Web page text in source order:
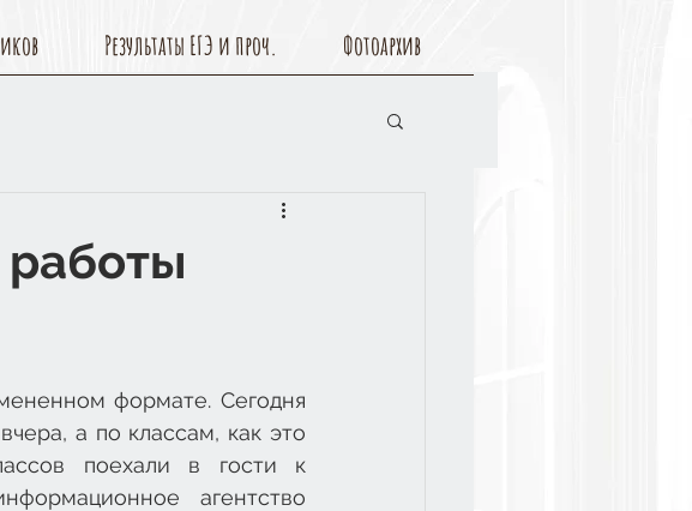
Результаты ЕГЭ и проч. Фотоархив
работы
формате. Сегодня
а по классам, как это
поехали в гости к
агентство